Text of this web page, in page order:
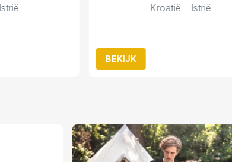
Kroatië - Istrië
BEKIJK